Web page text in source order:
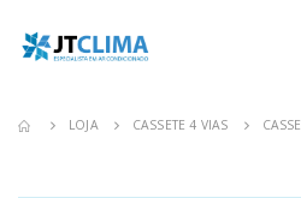
LOJA CASSETE 4 VIAS